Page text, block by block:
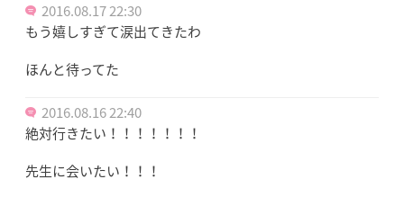
2016.08.17 22:30
もう嬉しすぎて涙出てきたわ
ほんと待ってた
2016.08.16 22:40
絶対行きたい！！！！！！！
先生に会いたい！！！